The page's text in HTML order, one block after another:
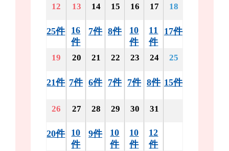
12
25件
13
16
件
14
7件
15
8件
16
10
件
17
11
件
18
17件
19
21件
20
7件
21
6件
22
7件
23
7件
24
8件
25
15件
26
20件
27
10
件
28
9件
29
10
件
30
10
件
31
12
件